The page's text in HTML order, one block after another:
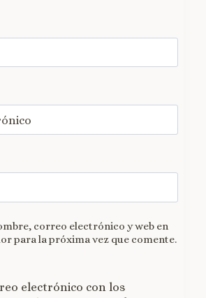
correo electrónico y web en
para la próxima vez que comente.
electrónico con los